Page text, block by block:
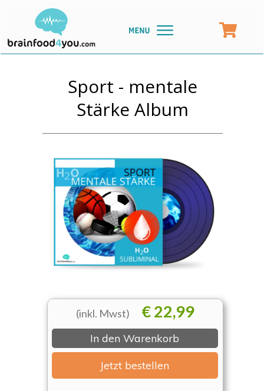
Sport - mentale
Stärke Album
(inkl. Mwst) € 22,99
In den Warenkorb
Jetzt bestellen